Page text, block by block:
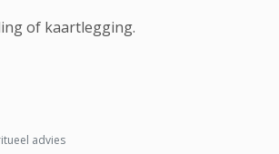
of kaartlegging.
advies